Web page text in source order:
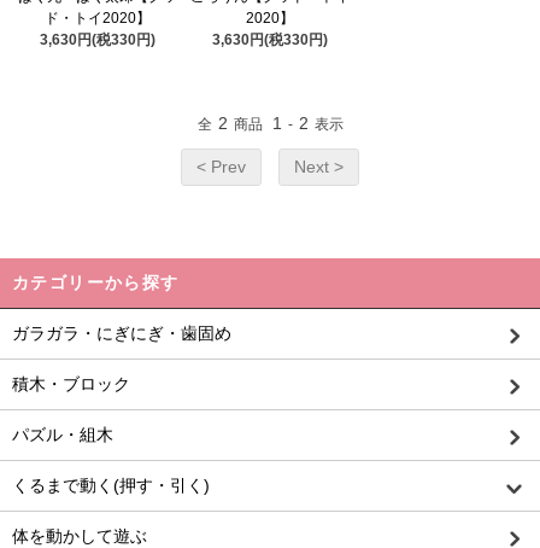
ド・トイ2020】
3,630円(税330円)
2020】
3,630円(税330円)
全 2 商品 1 - 2 表示
< Prev Next >
カテゴリーから探す
ガラガラ・にぎにぎ・歯固め
積木・ブロック
パズル・組木
くるまで動く(押す・引く)
体を動かして遊ぶ